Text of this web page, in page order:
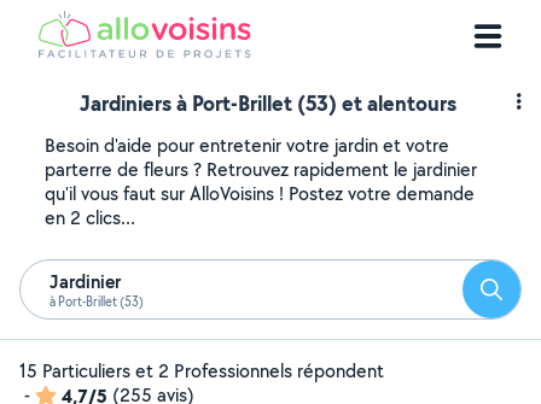
Jardiniers à Port-Brillet (53) et alentours
Besoin d'aide pour entretenir votre jardin et votre
parterre de fleurs ? Retrouvez rapidement le jardinier
qu'il vous faut sur AlloVoisins ! Postez votre demande
en 2 clics...
Jardinier
à Port-Brillet (53)
15 Particuliers et 2 Professionnels répondent
-
4,7/5 (255 avis)